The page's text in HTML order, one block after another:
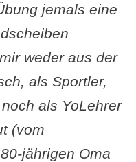
jemals eine
weder aus der
als Sportler,
als YoLehrer
(vom
jährigen Oma